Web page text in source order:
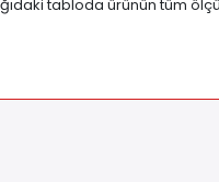
tabloda ürünün tüm